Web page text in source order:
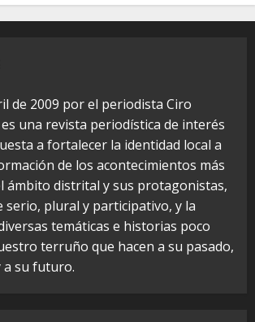
de 2009 por el periodista Ciro
es una revista periodística de interés
a fortalecer la identidad local a
de los acontecimientos más
ámbito distrital y sus protagonistas,
serio, plural y participativo, y la
temáticas e historias poco
terruño que hacen a su pasado,
a su futuro.